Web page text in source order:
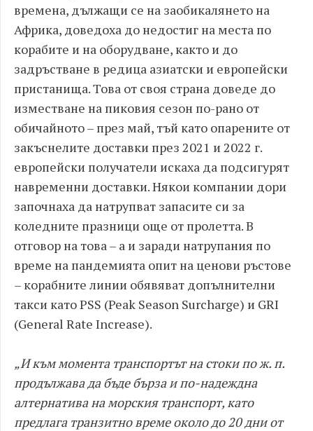
времена, дължащи се на заобикалянето на
Африка, доведоха до недостиг на места по
корабите и на оборудване, както и до
задръстване в редица азиатски и европейски
пристанища. Това от своя страна доведе до
изместване на пиковия сезон по-рано от
обичайното – през май, тъй като опарените от
закъснелите доставки през 2021 и 2022 г.
европейски получатели искаха да подсигурят
навременни доставки. Някои компании дори
започнаха да натрупват запасите си за
коледните празници още от пролетта. В
отговор на това – а и заради натрупания по
време на пандемията опит на ценови ръстове
– корабните линии обявяват допълнителни
такси като PSS (Peak Season Surcharge) и GRI
(General Rate Increase).
„И към момента транспортът на стоки по ж. п.
продължава да бъде бърза и по-надеждна
алтернатива на морския транспорт, като
предлага транзитно време около до 20 дни от